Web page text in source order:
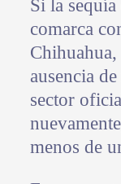
Si la sequía
comarca
ausencia
sector
menos de